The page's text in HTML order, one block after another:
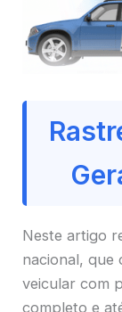
Neste artigo
nacional, que
veicular com
completo e